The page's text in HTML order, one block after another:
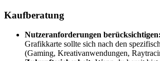
Kaufberatung
Nutzeranforderungen berücksichtigen:
Grafikkarte sollte sich nach den
(Gaming, Kreativanwendungen,